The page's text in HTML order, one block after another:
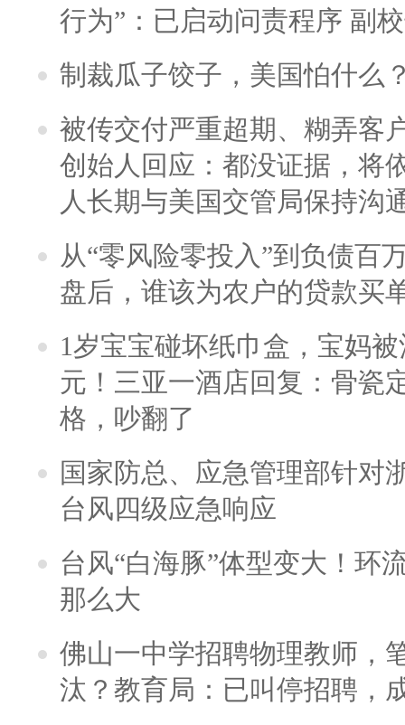
行为”：已启动问责程序 副
制裁瓜子饺子，美国怕什么
被传交付严重超期、糊弄客
创始人回应：都没证据，将
人长期与美国交管局保持沟
从“零风险零投入”到负债百
盘后，谁该为农户的贷款买
1岁宝宝碰坏纸巾盒，宝妈
元！三亚一酒店回复：骨瓷
格，吵翻了
国家防总、应急管理部针对
台风四级应急响应
台风“白海豚”体型变大！环
那么大
佛山一中学招聘物理教师，
汰？教育局：已叫停招聘，